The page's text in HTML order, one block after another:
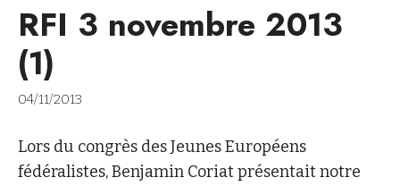
RFI 3 novembre 2013
(1)
04/11/2013
Lors du congrès des Jeunes Européens
fédéralistes, Benjamin Coriat présentait notre